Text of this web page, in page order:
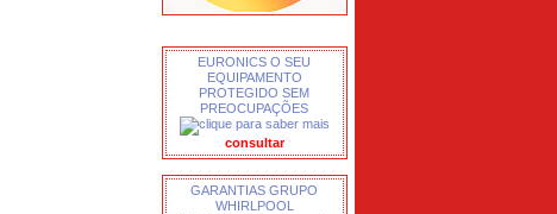
EURONICS O SEU
EQUIPAMENTO
PROTEGIDO SEM
PREOCUPAÇÕES
consultar
GARANTIAS GRUPO
WHIRLPOOL